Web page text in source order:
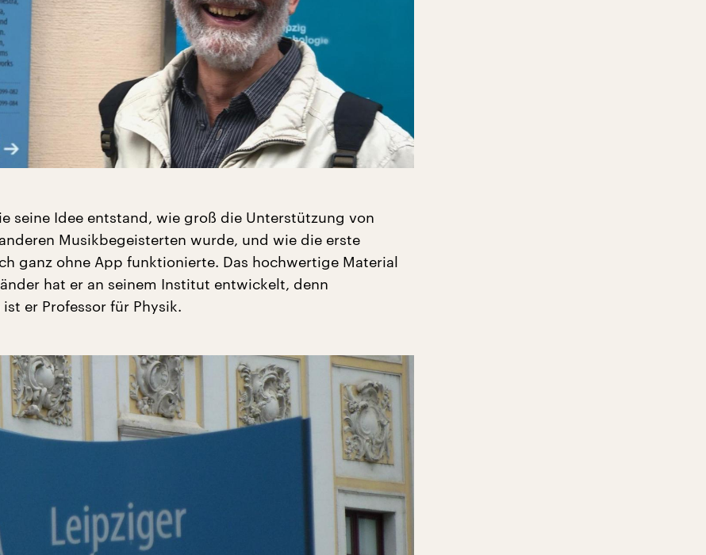
seine Idee entstand, wie groß die Unterstützung von
Musikbegeisterten wurde, und wie die erste
ganz ohne App funktionierte. Das hochwertige Material
hat er an seinem Institut entwickelt, denn
er Professor für Physik.